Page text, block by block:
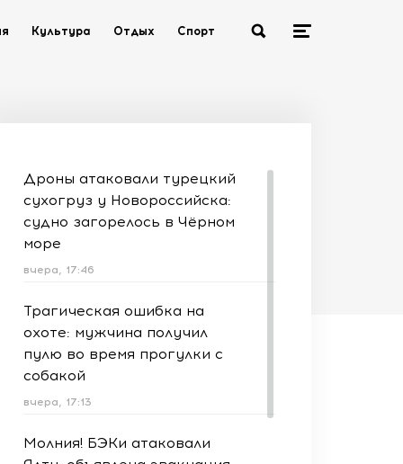
Культура Отдых Спорт
Дроны атаковали турецкий
сухогруз у Новороссийска:
судно загорелось в Чёрном
море
вчера, 17:46
Трагическая ошибка на
охоте: мужчина получил
пулю во время прогулки с
собакой
вчера, 17:13
Молния! БЭКи атаковали